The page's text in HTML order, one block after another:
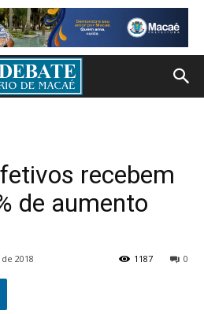
recebem
de aumento
2018 0
1187